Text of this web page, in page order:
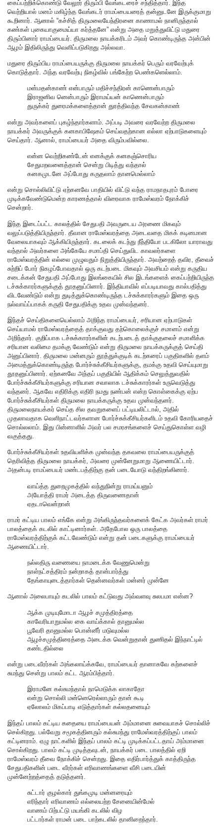
கைப்பற்றிக்கொண்டு வேலூர் திரும்பி வேங்கடரைச் சந்தித்தார். இந்த
வெற்றியால் மனம் மகிழ்ந்த வேங்கடர் ராமப்பையரைத் தன்னுடனே இருக்குமாறு
கூறினார். ஆனால் “கச்சித் திருமலையேந்திரனை காணாமல் நானிருந்தால்
கண்கள் புகையாகுமைய்யா கர்த்தனே” என்று அதை மறுத்துவிட்டு மதுரை
திரும்பினார் ராமப்பையர். திருமலை நாயக்கரிடம் அவர் கொண்டிருந்த அன்பின்
ஆழம் இதிலிருந்து வெளிப்படுகிறது அல்லவா.
மதுரை திரும்பிய ராமப்பையருக்கு திருமலை நாயக்கர் பெரும் வரவேற்புக்
கொடுத்தார். அந்த வரவேற்பு நிகழ்வில் பங்கேற்ற பெண்களெல்லாம்.
மன்மதன்காண் என்பாரும் மதிச்சந்திரன் காணென்பாரும்
இராஜனிவ னென்பாரும் இராமய்யன் காணென்பாரும்
துருக்கர் துரைமக்களைத்தான் துரத்திவந்த சேவகன்காண்
என்று அவர்களைப் புகழ்ந்தார்களாம். அப்படி அவரை வரவேற்ற திருமலை
நாயக்கர் அவருக்குக் கனகாபிஷேகம் செய்வதற்கான எல்லா ஏற்பாடுகளையும்
செய்தார். ஆனால், ராமப்பையர் அதை விரும்பவில்லை.
என்ன வெற்றிகண்டேன் எனக்குக் கனகஞ்சொரிய
சேதுமறவனைத்தான் சென்று பிடித்து வந்தால்
கனகமுடனே அப்போது கருதலாம் தானமெல்லாம்
என்று சொல்லிவிட்டு ஏற்கனவே பாதியில் விட்டு வந்த ராமநாதபுரம் போரை
முடிக்கவேண்டுமென்ற காரணத்தால் விரைவாக ராமேஸ்வரம் நோக்கிச்
சென்றார்.
இந்த இடைப்பட்ட காலத்தில் சேதுபதி அவருடைய அரணை மிகவும்
வலுப்படுத்தியிருந்தார். தீவான ராமேஸ்வரத்தை அடைவதை மிகக் கடினமான
வேலையாகவும் ஆக்கியிருந்தார். கடலைக் கடந்து நீந்தியோ படகிலோ யாராவது
வந்தால் அவர்களை அங்கேயே சமாப்தி செய்துவிட காவலர்களை
ராமேஸ்வரத்தின் எல்லை முழுவதும் நிறுத்தியிருந்தார். அவற்றைத் தவிர, தீவைச்
சுற்றிப் போர் நிகழப்போவதால் ஒரு கடற்படை மிகவும் அவசியம் என்று கருதிய
சடைக்கன் சேதுபதி அப்போது இலங்கையில் சில இடங்களைக் கைப்பற்றியிருந்த
டச்சுக்காரர்களுக்குத் தூதனுப்பினார். இந்தியாவில் எப்படியாவது கால்பதித்து
விடவேண்டும் என்று துடித்துக்கொண்டிருந்த டச்சுக்காரர்களும் இதை ஒரு
நல்வாய்ப்பாகக் கருதி சேதுபதிக்கு உதவ முன்வந்தனர்.
இந்தச் செய்திகளையெல்லாம் அறிந்த ராமப்பையர், சரியான ஏற்பாடுகள்
செய்யாமல் ராமேஸ்வரத்தைத் தாக்குவது தற்கொலைக்குச் சமானம் என்று
அறிந்தார். குறிப்பாக டச்சுக்காரர்களின் கடற்படைத் தாக்குதலைச் சமாளிக்க
சரியான வலிமை தமக்கு வேண்டும் என்று திருமலை நாயக்கருக்குத் செய்தி
அனுப்பினார். திருமலை மன்னரும் தூத்துக்குடிக் கடற்கரைப் பகுதிகளில் தளம்
அமைத்துக்கொண்டிருந்த போர்ச்சுக்கீசியர்களுக்கு, தமக்கு உதவி செய்யுமாறு
தூதனுப்பினார். ஏற்கனவே அந்தப் பகுதியில் ஆதிக்கம் செலுத்துவதில்
போர்ச்சுக்கீசியர்களுக்கு சரியான சவாலாக டச்சுக்காரர்கள் உருவெடுத்து
வந்தனர். ஆகவே எதிரிக்கு எதிரி நமது நண்பன் என்ற கொள்கைக்கு ஏற்ப
போர்ச்சுக்கீசியர்கள் திருமலை நாயக்கருக்கு உதவ முன்வந்தனர்.
திருமலைநாயக்கர் செய்த சில தவறுகளைப் பட்டியலிட்டால், அதில்
முதலாவதாக வெளிநாட்டவர்களான போர்ச்சுக்கீசியர்களிடம் உதவி கோரியதைச்
சொல்லலாம். இது பின்னாளில் அவர் பல சமரசங்களைச் செய்துகொள்ள வழி
வகுத்தது.
போர்ச்சுக்கீசியர்கள் உதவியளிக்க முன்வந்த தகவலை ராமப்பையருக்குத்
தெரிவித்த திருமலை நாயக்கர், அவரை முன்னேறுமாறு ஆணையிட்டார்.
அதன்படி ராமப்பையர் மண்டபத்திற்கு தன் படையோடு வந்திறங்கினார்.
வாய்த்த துறைமுகத்தில் வந்துநின்று ராமய்யனும்
அயோத்தி ராமர் அடைத்த திருவணைதான்
ஏதடாவென்றான்
ராமர் கட்டிய பாலம் எங்கே என்று அங்கிருந்தவர்களைக் கேட்க அவர்கள் ராமர்
பாலத்தைக் கடலில் காட்டினார்கள். அதேபோல ஒரு பாலத்தை
ராமேஸ்வரத்திற்குக் கட்டவேண்டும் என்று தன் படைகளுக்கு ராமப்பையர்
ஆணையிட்டார்.
நல்லதிரு வணையை நாமடைக்க வேணுமென்று
நாள்நட்சத்திரம் நன்றாகத் தான்பார்த்து
தேங்காயுடைத்தார்கள் தென்னவர்கள் மன்னர் முன்னே
ஆனால் அலைபாயும் கடலில் பாலம் கட்டுவது அவ்வளவு சுலபமா என்ன?
ஆக்க முடியுமோடா ஆழச் சமுத்திரத்தை
காவேரியாறுமல்ல கை வாய்க்கால் தானுமல்ல
பூவேரி தானுமல்ல பொன்னீர் மடுவுமல்ல
ஆழச்சமுத்திரைத்தை அடைக்க வென்றுதான் துணிதல் இந்நாட்டில்
கண்டதில்லை
என்று படைவீரர்கள் அங்கலாய்க்கவே, ராமப்பையர் தானாகவே கற்களைச்
சுமந்து சென்று பாலம் கட்ட ஆரம்பித்தார்.
இராமனே கல்சுமந்தால் நாமெடுக்க லாகாதோ
என்று சொல்லி மன்னெரெல்லாரும் தான் கூடி
ஏலோலம் மிகப்பாடி எடுத்தார்கள் கல்லதனையும்
இந்தப் பாலம் கட்டிய கதையை ராமப்பையன் அம்மானை சுவையாகச் சொல்லிச்
செல்கிறது. பல்வேறு சமூகத்தினரும் கல்சுமந்து ராமேஸ்வரத்திற்குப் பாலம்
கட்டினராம். ஏழு நாட்களில் இந்தப் பாலம் கட்டி முடிக்கப்பட்டதாய் அம்மானை
சொல்கிறது. பாலம் கட்டி முடித்தவுடன், நாயக்கர் படை பாலத்தில் ஏறி
ராமேஸ்வரம் தீவை நோக்கிச் சென்றது. இதை எதிர்பார்த்துக் காத்திருந்த
சேதுபதிகளின் படை வீரர்கள் எரிவாணங்களை வீசி படையின்
முன்னேற்றத்தைத் தடுத்தனர்.
சுட்டார் குழல்கார் துங்கமுடி மன்னரையும்
எரிந்தார் எரிவாணம் எல்லையற்ற சேனையின்மேல்
வாணம் பிற்பட்டு மயங்கி கடலில் விழ
பட்டார்கள் ராமன் படை பாற்கடலில் தானிறைந்தார்.